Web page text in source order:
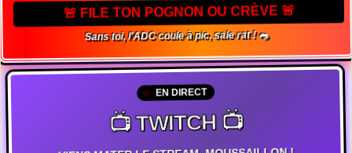
🚨 FILE TON POGNON OU CRÈVE 🚨
Sans toi, l'ADC coule à pic, sale rat ! 🐀
EN DIRECT
📺 TWITCH 📺